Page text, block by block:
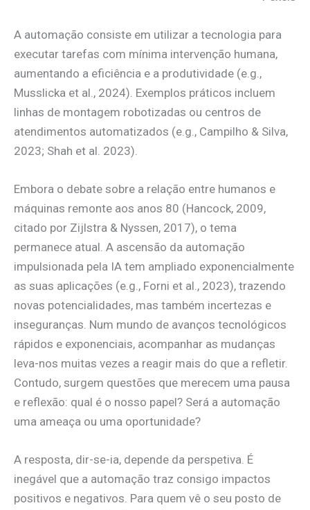
A automação consiste em utilizar a tecnologia para
executar tarefas com mínima intervenção humana,
aumentando a eficiência e a produtividade (e.g.,
Musslicka et al., 2024). Exemplos práticos incluem
linhas de montagem robotizadas ou centros de
atendimentos automatizados (e.g., Campilho & Silva,
2023; Shah et al. 2023).
Embora o debate sobre a relação entre humanos e
máquinas remonte aos anos 80 (Hancock, 2009,
citado por Zijlstra & Nyssen, 2017), o tema
permanece atual. A ascensão da automação
impulsionada pela IA tem ampliado exponencialmente
as suas aplicações (e.g., Forni et al., 2023), trazendo
novas potencialidades, mas também incertezas e
inseguranças. Num mundo de avanços tecnológicos
rápidos e exponenciais, acompanhar as mudanças
leva-nos muitas vezes a reagir mais do que a refletir.
Contudo, surgem questões que merecem uma pausa
e reflexão: qual é o nosso papel? Será a automação
uma ameaça ou uma oportunidade?
A resposta, dir-se-ia, depende da perspetiva. É
inegável que a automação traz consigo impactos
positivos e negativos. Para quem vê o seu posto de